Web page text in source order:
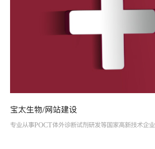
宝太生物/网站建设
专业从事POCT体外诊断试剂研发等国家高新技术企业